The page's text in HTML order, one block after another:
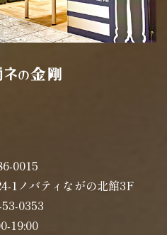
0015
1ノバティながの北館3F
0353
19:00